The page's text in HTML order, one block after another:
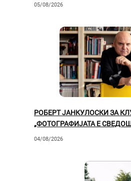
05/08/2026
РОБЕРТ ЈАНКУЛОСКИ ЗА
„ФОТОГРАФИЈАТА Е
04/08/2026